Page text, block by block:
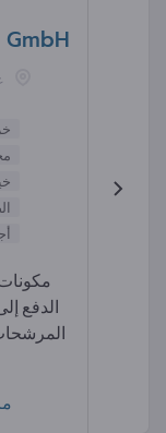
الدفع